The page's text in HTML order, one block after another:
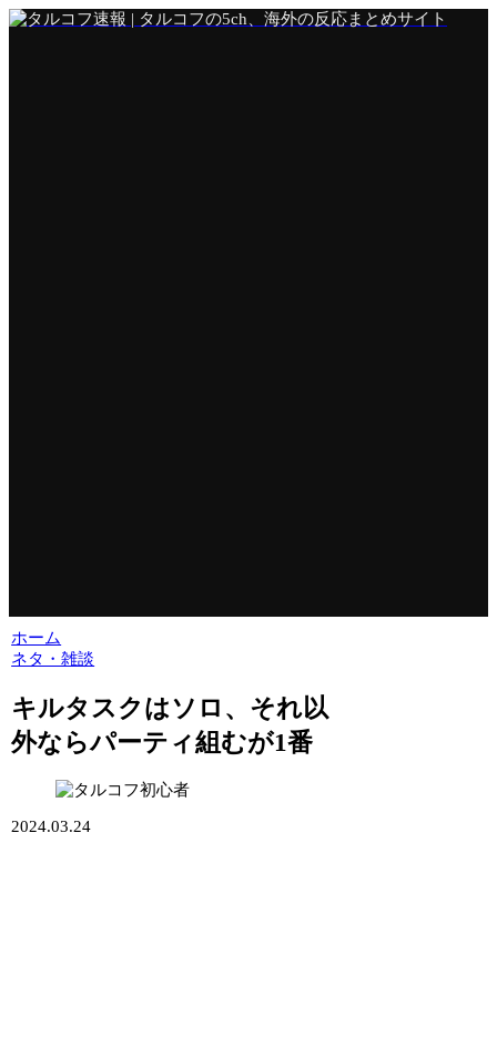
ホーム
ネタ・雑談
キルタスクはソロ、それ以
外ならパーティ組むが1番
2024.03.24